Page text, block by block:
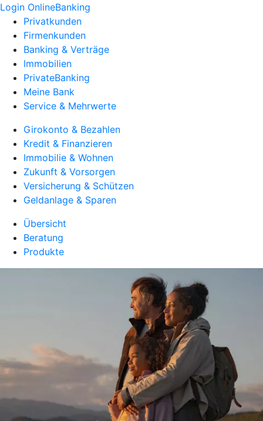
Login OnlineBanking
Privatkunden
Firmenkunden
Banking & Verträge
Immobilien
PrivateBanking
Meine Bank
Service & Mehrwerte
Girokonto & Bezahlen
Kredit & Finanzieren
Immobilie & Wohnen
Zukunft & Vorsorgen
Versicherung & Schützen
Geldanlage & Sparen
Übersicht
Beratung
Produkte